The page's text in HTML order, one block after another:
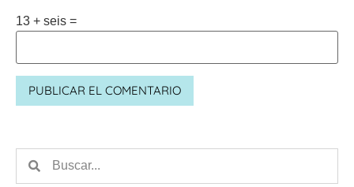
13 + seis =